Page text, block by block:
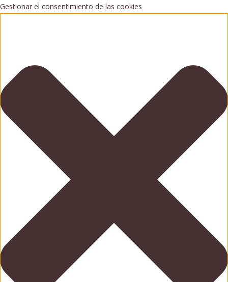
Gestionar el consentimiento de las cookies